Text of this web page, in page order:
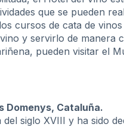
que se pueden
cursos de cata de
y servirlo de manera
pueden visitar el
Domenys, Cataluña.
del siglo XVIII y ha sido